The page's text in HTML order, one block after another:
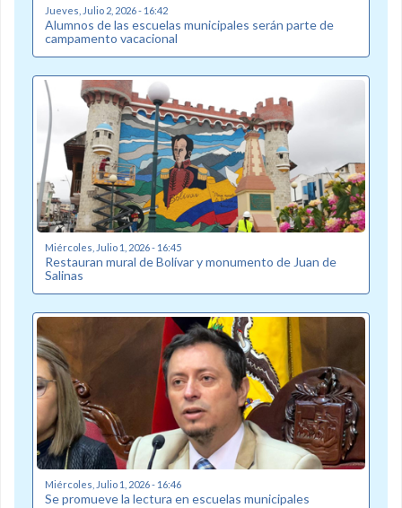
Jueves, Julio 2, 2026 - 16:42
Alumnos de las escuelas municipales serán parte de
campamento vacacional
Miércoles, Julio 1, 2026 - 16:45
Restauran mural de Bolívar y monumento de Juan de
Salinas
Miércoles, Julio 1, 2026 - 16:46
Se promueve la lectura en escuelas municipales